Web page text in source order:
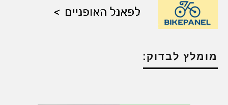
מומלץ לבדוק: